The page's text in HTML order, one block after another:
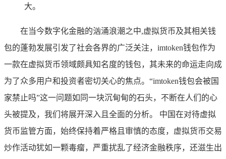
大。
在当今数字化金融的汹涌浪潮之中,虚拟货币及其相关钱
包的蓬勃发展引发了社会各界的广泛关注，imtoken钱包作为
一款在虚拟货币领域颇具知名度的钱包，其未来的命运走向成
为了众多用户和投资者密切关心的焦点。“imtoken钱包会被国
家禁止吗”这一问题如同一块沉甸甸的石头，不断在人们的心
头被提及，我们将展开深入且全面的分析。 中国在对待虚拟
货币监管方面，始终保持着严格且审慎的态度，虚拟货币交易
炒作活动犹如一颗毒瘤，严重扰乱了经济金融秩序，还滋生出